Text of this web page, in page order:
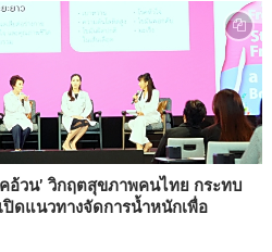
อ้วน’ วิกฤตสุขภาพคนไทย กระทบ
ดแนวทางจัดการน้ำหนักเพื่อ